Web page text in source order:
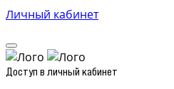
Личный кабинет
Доступ в личный кабинет